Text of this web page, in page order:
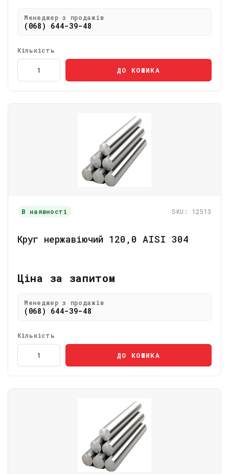
Менеджер з продажів
(068) 644-39-48
Кількість
ДО КОШИКА
В наявності SKU: 12513
Круг нержавіючий 120,0 AISI 304
Ціна за запитом
Менеджер з продажів
(068) 644-39-48
Кількість
ДО КОШИКА